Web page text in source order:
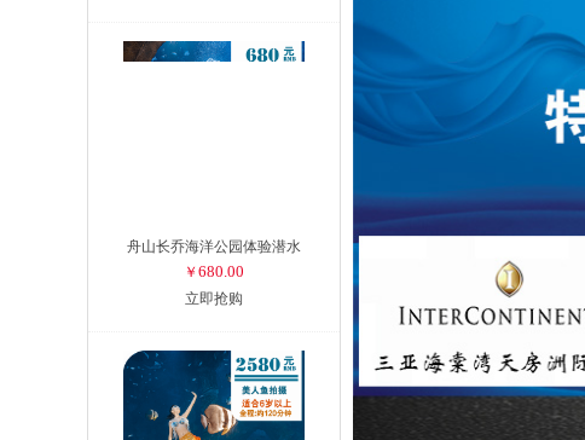
舟山长乔海洋公园体验潜水
￥ 680.00
立即抢购